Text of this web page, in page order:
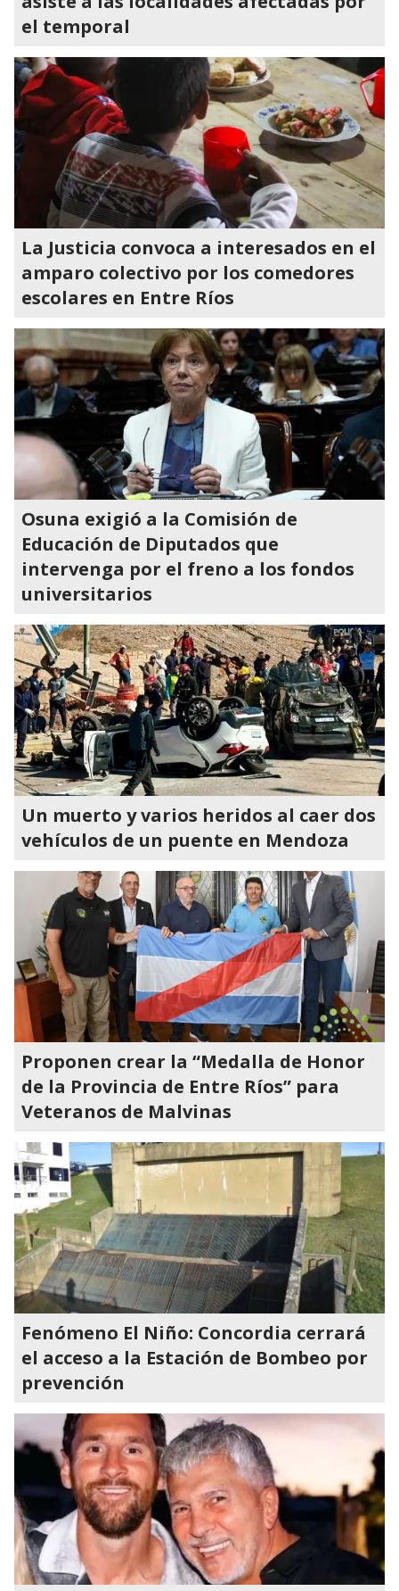
el temporal
La Justicia convoca a interesados en el
amparo colectivo por los comedores
escolares en Entre Ríos
Osuna exigió a la Comisión de
Educación de Diputados que
intervenga por el freno a los fondos
universitarios
Un muerto y varios heridos al caer dos
vehículos de un puente en Mendoza
Proponen crear la “Medalla de Honor
de la Provincia de Entre Ríos” para
Veteranos de Malvinas
Fenómeno El Niño: Concordia cerrará
el acceso a la Estación de Bombeo por
prevención